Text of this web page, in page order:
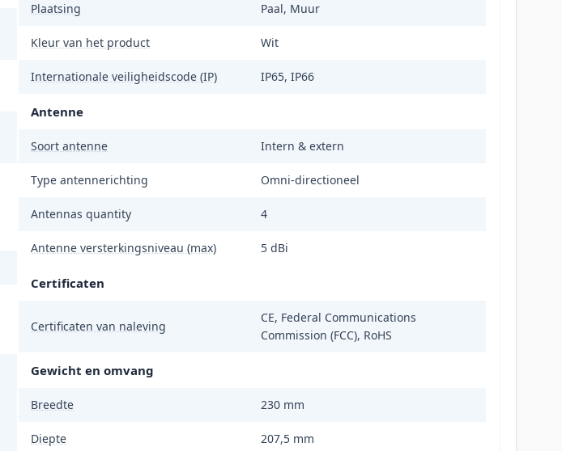
Plaatsing Paal, Muur
Kleur van het product Wit
Internationale veiligheidscode (IP) IP65, IP66
Antenne
Soort antenne Intern & extern
Type antennerichting Omni-directioneel
Antennas quantity 4
Antenne versterkingsniveau (max) 5 dBi
Certificaten
Certificaten van naleving
CE, Federal Communications
Commission (FCC), RoHS
Gewicht en omvang
Breedte 230 mm
Diepte 207,5 mm